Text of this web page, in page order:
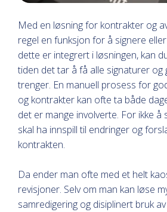
Med en løsning for kontrakter og
regel en funksjon for å signere
dette er integrert i løsningen, kan
tiden det tar å få alle signaturer og
trenger. En manuell prosess for
og kontrakter kan ofte ta både
det er mange involverte. For ikke å
skal ha innspill til endringer og
kontrakten.
Da ender man ofte med et helt
revisjoner. Selv om man kan løse
samredigering og disiplinert bruk